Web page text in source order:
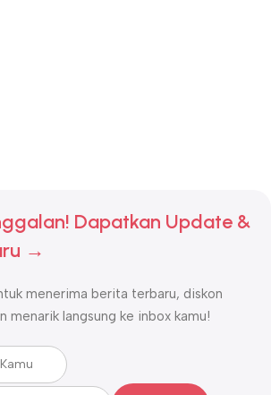
Dapatkan Update &
→
menerima berita terbaru, diskon
menarik langsung ke inbox kamu!